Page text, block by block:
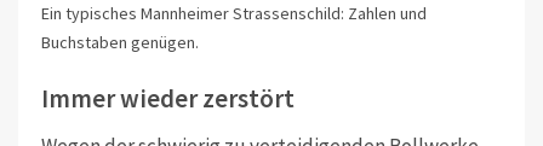
Ein typisches Mannheimer Strassenschild: Zahlen und
Buchstaben genügen.
Immer wieder zerstört